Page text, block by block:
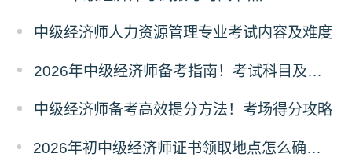
中级经济师人力资源管理专业考试内容及难度
2026年中级经济师备考指南！考试科目及取证条件
中级经济师备考高效提分方法！考场得分攻略
2026年初中级经济师证书领取地点怎么确定？属地规则